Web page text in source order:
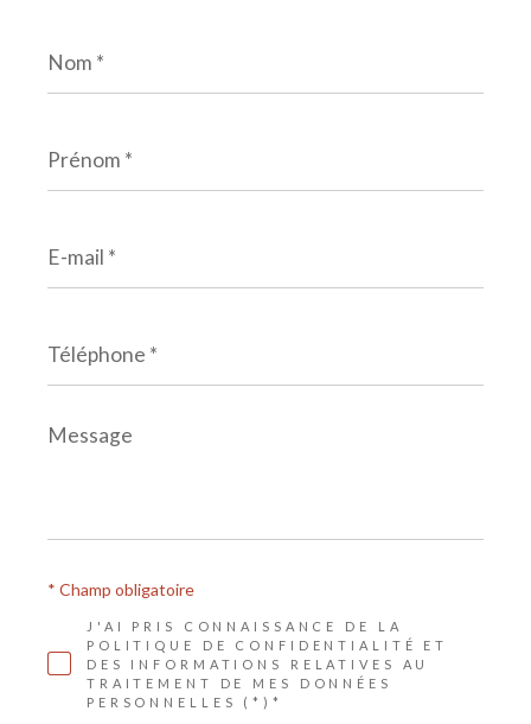
*
*
mail
*
*
Message
*
J'AI PRIS CONNAISSANCE DE LA
POLITIQUE DE CONFIDENTIALITÉ ET
DES INFORMATIONS RELATIVES AU
TRAITEMENT DE MES DONNÉES
PERSONNELLES (*)*
* Champ obligatoire